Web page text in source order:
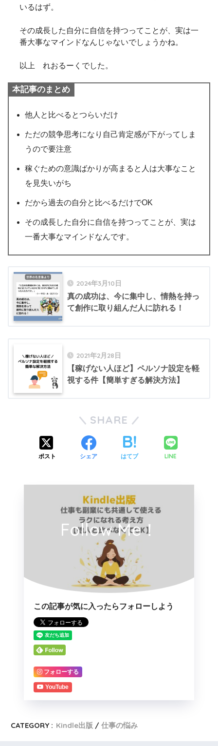
いるはず。
その成長した自分に自信を持つってことが、実は一
番大事なマインドなんじゃないでしょうかね。
以上 れおるーくでした。
本記事のまとめ
他人と比べるとつらいだけ
ただの競争思考になり自己肯定感が下がってしま
うので要注意
稼ぐための意識ばかりが高まると人は大事なこと
を見失いがち
だから過去の自分と比べるだけでOK
その成長した自分に自信を持つってことが、実は
一番大事なマインドなんです。
2024年3月10日
真の成功は、今に集中し、情熱を持っ
て創作に取り組んだ人に訪れる！
2021年2月28日
【稼げない人ほど】ペルソナ設定を軽
視する件【簡単すぎる解決方法】
SHARE
ポスト シェア はてブ LINE
Follow Me！
この記事が気に入ったらフォローしよう
フォローする
YouTube
CATEGORY : Kindle出版 仕事の悩み